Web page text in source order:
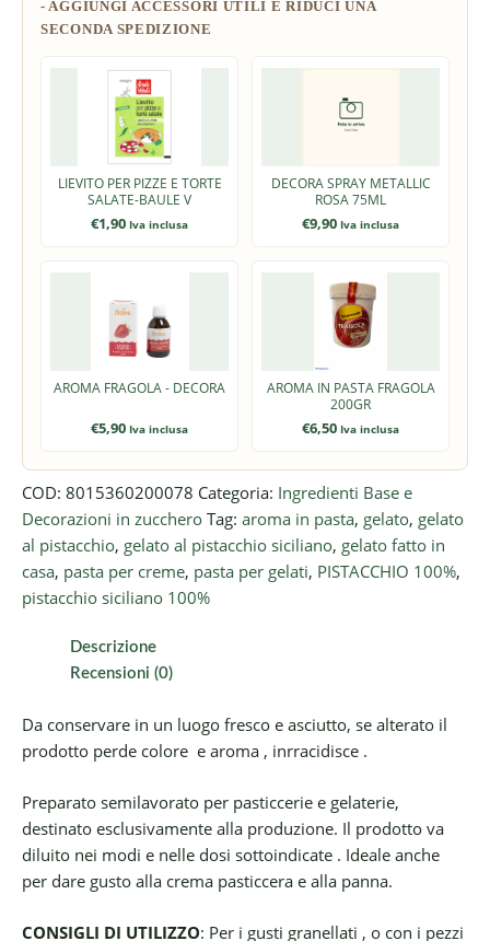
LIEVITO PER PIZZE E TORTE
SALATE-BAULE V
€1,90 Iva inclusa
DECORA SPRAY METALLIC
ROSA 75ML
€9,90 Iva inclusa
AROMA FRAGOLA - DECORA
€5,90 Iva inclusa
AROMA IN PASTA FRAGOLA
200GR
€6,50 Iva inclusa
COD: 8015360200078 Categoria: Ingredienti Base e
Decorazioni in zucchero Tag: aroma in pasta, gelato, gelato
al pistacchio, gelato al pistacchio siciliano, gelato fatto in
casa, pasta per creme, pasta per gelati, PISTACCHIO 100%,
pistacchio siciliano 100%
Descrizione
Recensioni (0)
Da conservare in un luogo fresco e asciutto, se alterato il
prodotto perde colore e aroma , inrracidisce .
Preparato semilavorato per pasticcerie e gelaterie,
destinato esclusivamente alla produzione. Il prodotto va
diluito nei modi e nelle dosi sottoindicate . Ideale anche
per dare gusto alla crema pasticcera e alla panna.
CONSIGLI DI UTILIZZO: Per i gusti granellati , o con i pezzi